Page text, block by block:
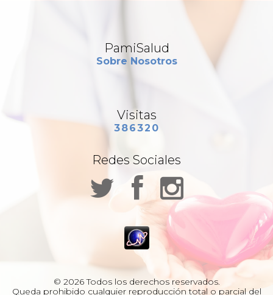
PamiSalud
Sobre Nosotros
Visitas
386320
Redes Sociales
© 2026 Todos los derechos reservados.
Queda prohibido cualquier reproducción total o parcial del